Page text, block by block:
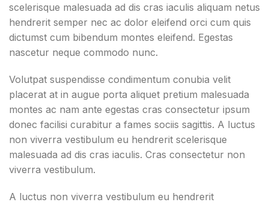
scelerisque malesuada ad dis cras iaculis aliquam netus
hendrerit semper nec ac dolor eleifend orci cum quis
dictumst cum bibendum montes eleifend. Egestas
nascetur neque commodo nunc.
Volutpat suspendisse condimentum conubia velit
placerat at in augue porta aliquet pretium malesuada
montes ac nam ante egestas cras consectetur ipsum
donec facilisi curabitur a fames sociis sagittis. A luctus
non viverra vestibulum eu hendrerit scelerisque
malesuada ad dis cras iaculis. Cras consectetur non
viverra vestibulum.
A luctus non viverra vestibulum eu hendrerit